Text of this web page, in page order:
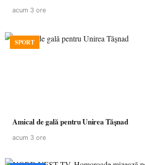
acum 3 ore
SPORT
Amical de gală pentru Unirea Tășnad
acum 3 ore